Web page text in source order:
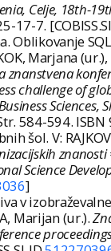
Celje, 18th-
17-7.
Oblikovanje
Marjana
challenge of
Sciences,
584-594.
šol. V:
Science
]
v
Marijan (ur.).